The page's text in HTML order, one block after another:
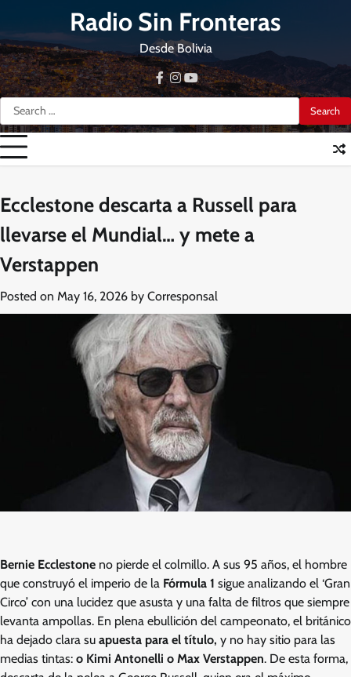
content
Radio Sin Fronteras
Desde Bolivia
Search
for:
facebook
instagram
youtube
Ecclestone descarta a Russell para
llevarse el Mundial… y mete a
Verstappen
Posted on May 16, 2026 by Corresponsal
Bernie Ecclestone no pierde el colmillo. A sus 95 años, el hombre
que construyó el imperio de la Fórmula 1 sigue analizando el ‘Gran
Circo’ con una lucidez que asusta y una falta de filtros que siempre
levanta ampollas. En plena ebullición del campeonato, el británico
ha dejado clara su apuesta para el título, y no hay sitio para las
medias tintas: o Kimi Antonelli o Max Verstappen. De esta forma,